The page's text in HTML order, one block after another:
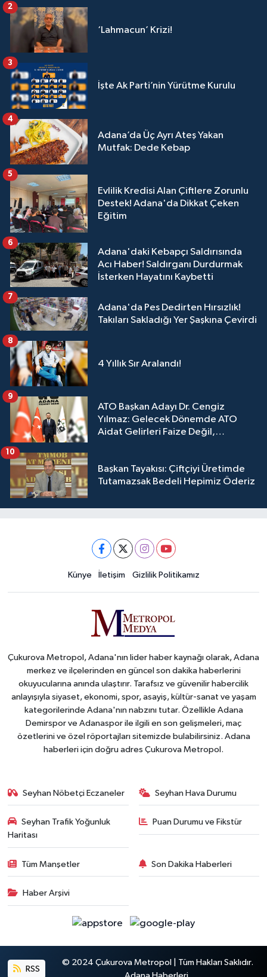
‘Lahmacun’ Krizi!
2
İşte Ak Parti’nin Yürütme Kurulu
3
Adana’da Üç Ayrı Ateş Yakan
Mutfak: Dede Kebap
4
Evlilik Kredisi Alan Çiftlere Zorunlu
Destek! Adana'da Dikkat Çeken
Eğitim
5
Adana'daki Kebapçı Saldırısında
Acı Haber! Saldırganı Durdurmak
İsterken Hayatını Kaybetti
6
Adana'da Pes Dedirten Hırsızlık!
Takıları Sakladığı Yer Şaşkına Çevirdi
7
4 Yıllık Sır Aralandı!
8
ATO Başkan Adayı Dr. Cengiz
Yılmaz: Gelecek Dönemde ATO
Aidat Gelirleri Faize Değil,
9
Başkan Tayakısı: Çiftçiyi Üretimde
Tutamazsak Bedeli Hepimiz Öderiz
10
Künye İletişim Gizlilik Politikamız
Çukurova Metropol, Adana'nın lider haber kaynağı olarak, Adana
merkez ve ilçelerinden en güncel son dakika haberlerini
okuyucularına anında ulaştırır. Tarafsız ve güvenilir habercilik
anlayışıyla siyaset, ekonomi, spor, asayiş, kültür-sanat ve yaşam
kategorilerinde Adana'nın nabzını tutar. Özellikle Adana
Demirspor ve Adanaspor ile ilgili en son gelişmeleri, maç
özetlerini ve özel röportajları sitemizde bulabilirsiniz. Adana
haberleri için doğru adres Çukurova Metropol.
Seyhan Nöbetçi Eczaneler Seyhan Hava Durumu
Seyhan Trafik Yoğunluk
Haritası
Puan Durumu ve Fikstür
Tüm Manşetler Son Dakika Haberleri
Haber Arşivi
RSS
© 2024 Çukurova Metropol | Tüm Hakları Saklıdır.